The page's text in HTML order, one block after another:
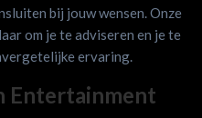
bij jouw wensen. Onze
om je te adviseren en je te
ervaring.
Entertainment